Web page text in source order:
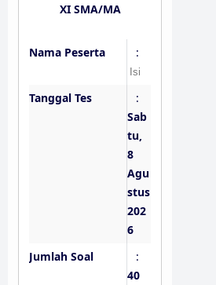
XI SMA/MA
Nama Peserta :
Tanggal Tes
:
Sab
tu,
8
Agu
stus
202
6
Jumlah Soal
:
40